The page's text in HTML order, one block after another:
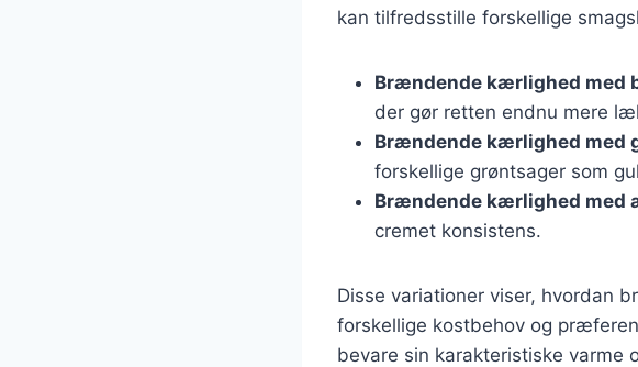
kan tilfredsstille forskellige
Brændende kærlighed med
der gør retten endnu mere
Brændende kærlighed med
forskellige grøntsager som
Brændende kærlighed med
cremet konsistens.
Disse variationer viser, hvordan
forskellige kostbehov og
bevare sin karakteristiske varme